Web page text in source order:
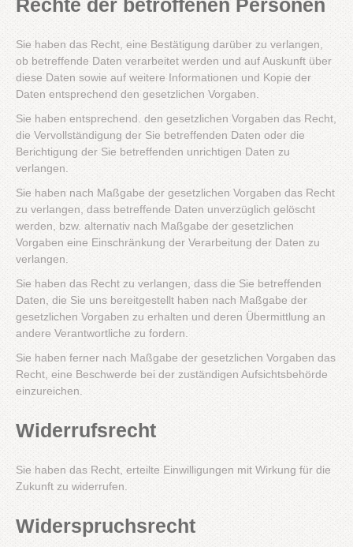
Rechte der betroffenen Personen
Sie haben das Recht, eine Bestätigung darüber zu verlangen,
ob betreffende Daten verarbeitet werden und auf Auskunft über
diese Daten sowie auf weitere Informationen und Kopie der
Daten entsprechend den gesetzlichen Vorgaben.
Sie haben entsprechend. den gesetzlichen Vorgaben das Recht,
die Vervollständigung der Sie betreffenden Daten oder die
Berichtigung der Sie betreffenden unrichtigen Daten zu
verlangen.
Sie haben nach Maßgabe der gesetzlichen Vorgaben das Recht
zu verlangen, dass betreffende Daten unverzüglich gelöscht
werden, bzw. alternativ nach Maßgabe der gesetzlichen
Vorgaben eine Einschränkung der Verarbeitung der Daten zu
verlangen.
Sie haben das Recht zu verlangen, dass die Sie betreffenden
Daten, die Sie uns bereitgestellt haben nach Maßgabe der
gesetzlichen Vorgaben zu erhalten und deren Übermittlung an
andere Verantwortliche zu fordern.
Sie haben ferner nach Maßgabe der gesetzlichen Vorgaben das
Recht, eine Beschwerde bei der zuständigen Aufsichtsbehörde
einzureichen.
Widerrufsrecht
Sie haben das Recht, erteilte Einwilligungen mit Wirkung für die
Zukunft zu widerrufen.
Widerspruchsrecht